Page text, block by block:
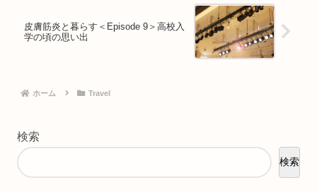
皮膚筋炎と暮らす＜Episode 9＞高校入
学の頃の思い出
ホーム Travel
検索
検索